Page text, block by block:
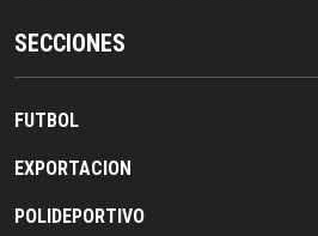
SECCIONES
FUTBOL
EXPORTACION
POLIDEPORTIVO